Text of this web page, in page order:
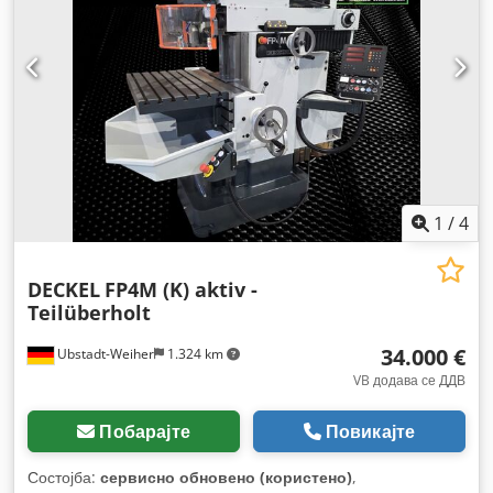
1 /4
Ubstadt-Weiher 1.324 km
DECKEL FP4M (K) aktiv -
Teilüberholt
34.000 €
VB додава се ДДВ
Побарајте Повикајте
Состојба: сервисно обновено (користено),